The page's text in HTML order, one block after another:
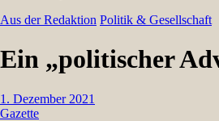
Aus der Redaktion Politik & Gesellschaft
Ein „politischer
1. Dezember 2021
Gazette